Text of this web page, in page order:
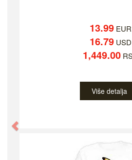
13.99EUR
16.79USD
1,449.00
Više detalja